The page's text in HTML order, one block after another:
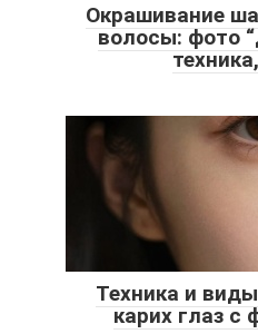
Окрашивание
волосы: фото
Техника и
карих глаз с